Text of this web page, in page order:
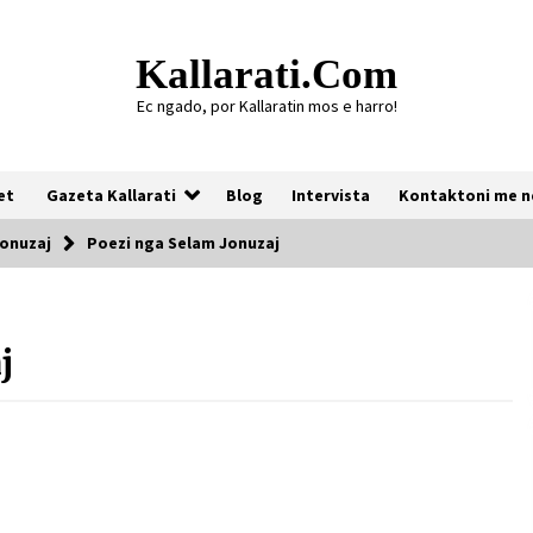
Kallarati.com
Ec ngado, por Kallaratin mos e harro!
Gazeta Kallarati Blog Intervista Kontaktoni me
Poezi nga Selam Jonuzaj